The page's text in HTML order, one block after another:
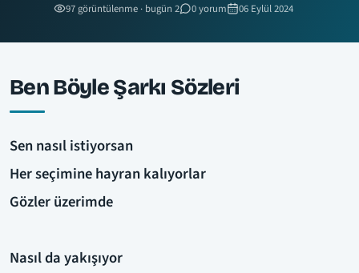
97 görüntülenme · bugün 2 0 yorum 06 Eylül 2024
Ben Böyle Şarkı Sözleri
Sen nasıl istiyorsan
Her seçimine hayran kalıyorlar
Gözler üzerimde
Nasıl da yakışıyor